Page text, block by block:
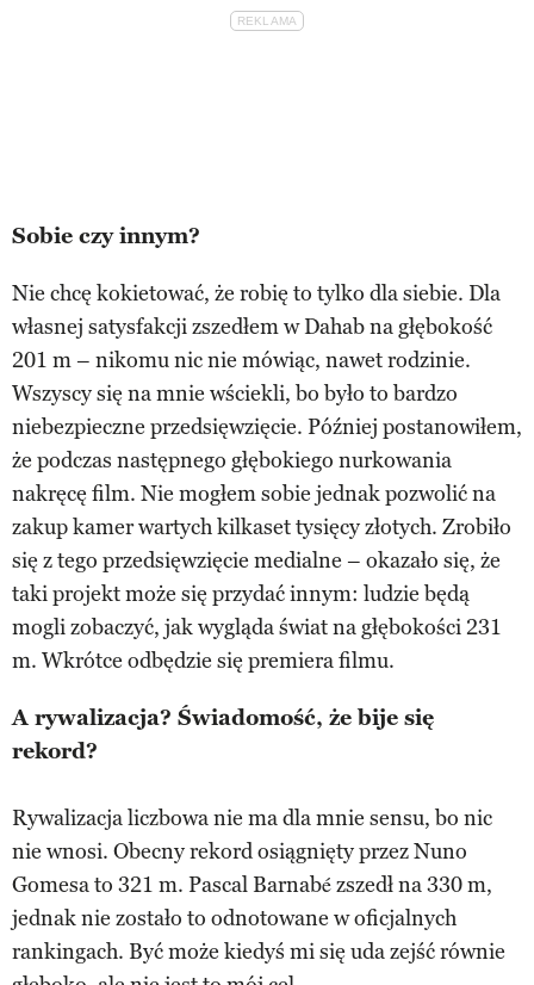
Sobie czy innym?
Nie chcę kokietować, że robię to tylko dla siebie. Dla
własnej satysfakcji zszedłem w Dahab na głębokość
201 m – nikomu nic nie mówiąc, nawet rodzinie.
Wszyscy się na mnie wściekli, bo było to bardzo
niebezpieczne przedsięwzięcie. Później postanowiłem,
że podczas następnego głębokiego nurkowania
nakręcę film. Nie mogłem sobie jednak pozwolić na
zakup kamer wartych kilkaset tysięcy złotych. Zrobiło
się z tego przedsięwzięcie medialne – okazało się, że
taki projekt może się przydać innym: ludzie będą
mogli zobaczyć, jak wygląda świat na głębokości 231
m. Wkrótce odbędzie się premiera filmu.
A rywalizacja? Świadomość, że bije się
rekord?
Rywalizacja liczbowa nie ma dla mnie sensu, bo nic
nie wnosi. Obecny rekord osiągnięty przez Nuno
Gomesa to 321 m. Pascal Barnabé zszedł na 330 m,
jednak nie zostało to odnotowane w oficjalnych
rankingach. Być może kiedyś mi się uda zejść równie